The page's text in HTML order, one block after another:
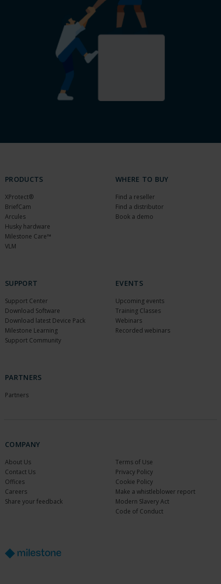
PRODUCTS
XProtect®
BriefCam
Arcules
Husky hardware
Milestone Care™
VLM
WHERE TO BUY
Find a reseller
Find a distributor
Book a demo
SUPPORT
Support Center
Download Software
Download latest Device Pack
Milestone Learning
Support Community
EVENTS
Upcoming events
Training Classes
Webinars
Recorded webinars
PARTNERS
Partners
COMPANY
About Us
Contact Us
Offices
Careers
Share your feedback
Terms of Use
Privacy Policy
Cookie Policy
Make a whistleblower report
Modern Slavery Act
Code of Conduct